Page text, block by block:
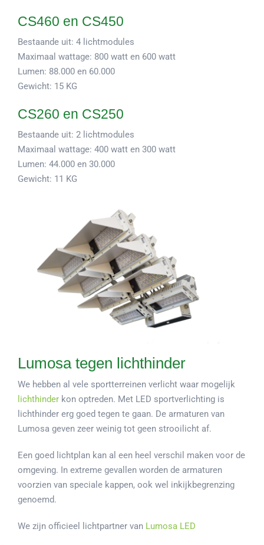
CS460 en CS450
Bestaande uit: 4 lichtmodules
Maximaal wattage: 800 watt en 600 watt
Lumen: 88.000 en 60.000
Gewicht: 15 KG
CS260 en CS250
Bestaande uit: 2 lichtmodules
Maximaal wattage: 400 watt en 300 watt
Lumen: 44.000 en 30.000
Gewicht: 11 KG
Lumosa tegen lichthinder
We hebben al vele sportterreinen verlicht waar mogelijk
lichthinder kon optreden. Met LED sportverlichting is
lichthinder erg goed tegen te gaan. De armaturen van
Lumosa geven zeer weinig tot geen strooilicht af.
Een goed lichtplan kan al een heel verschil maken voor de
omgeving. In extreme gevallen worden de armaturen
voorzien van speciale kappen, ook wel inkijkbegrenzing
genoemd.
We zijn officieel lichtpartner van Lumosa LED